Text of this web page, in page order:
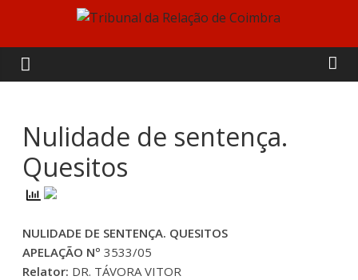
content
Tribunal
da
Relação
de
Coimbra
Nulidade de sentença.
Quesitos
NULIDADE DE SENTENÇA. QUESITOS
APELAÇÃO Nº 3533/05
Relator: DR. TÁVORA VITOR